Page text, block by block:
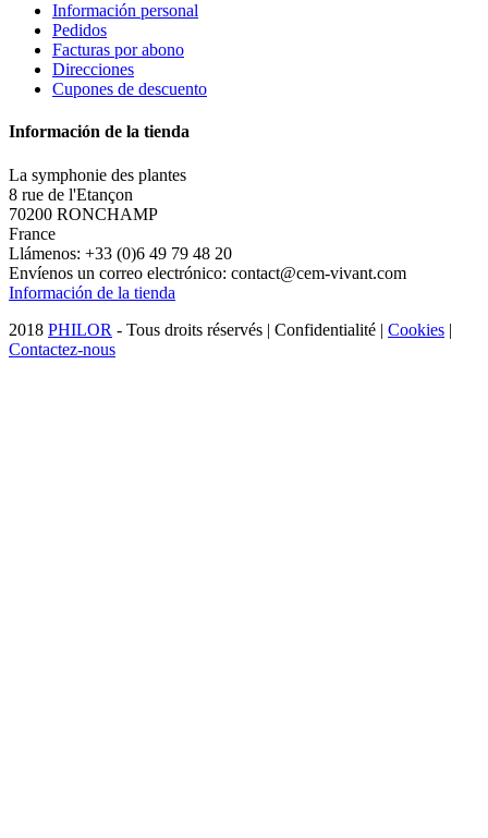
Información personal
Pedidos
Facturas por abono
Direcciones
Cupones de descuento
Información de la tienda
La symphonie des plantes
8 rue de l'Etançon
70200 RONCHAMP
France
Llámenos: +33 (0)6 49 79 48 20
Envíenos un correo electrónico: contact@cem-vivant.com
Información de la tienda
2018 PHILOR - Tous droits réservés | Confidentialité | Cookies |
Contactez-nous